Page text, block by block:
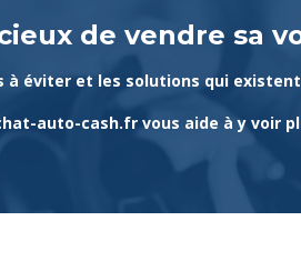
de vendre sa
à éviter et les solutions qui
auto-cash.fr vous aide à y voir